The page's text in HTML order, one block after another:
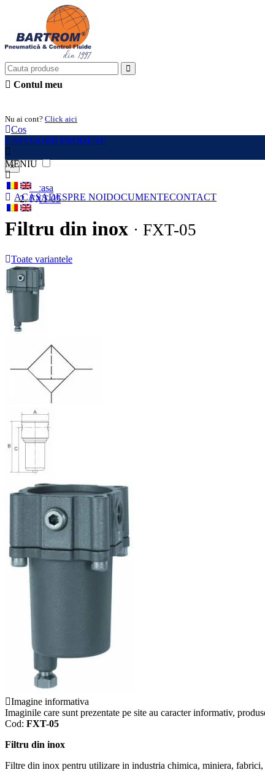
Contul meu
Nu ai cont? Click aici
Cos
CATEGORII PRODUSE
MENIU
ACASADESPRE NOIDOCUMENTECONTACT
×
Acasa
FXT-05
Filtru din inox · FXT-05
Toate variantele
Imagine informativa
Imaginile care sunt prezentate pe site au caracter informativ,
Cod: FXT-05
Filtru din inox
Filtre din inox pentru utilizare in industria chimica, miniera, fabrici,